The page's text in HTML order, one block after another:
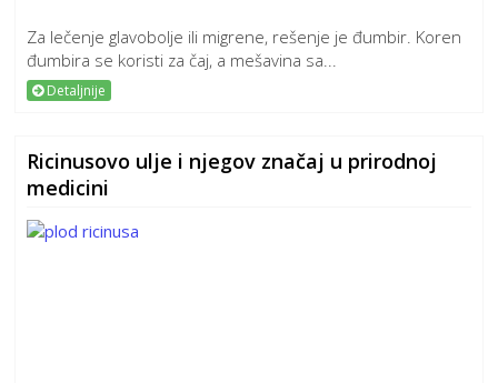
Za lečenje glavobolje ili migrene, rešenje je đumbir. Koren
đumbira se koristi za čaj, a mešavina sa...
Detaljnije
Ricinusovo ulje i njegov značaj u prirodnoj
medicini